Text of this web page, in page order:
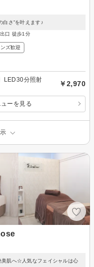
白さ”を叶えます♪
口 徒歩1分
ンズ歓迎
LED30分照射
￥2,970
ーを見る
美肌へ☆人気なフェイシャルは心